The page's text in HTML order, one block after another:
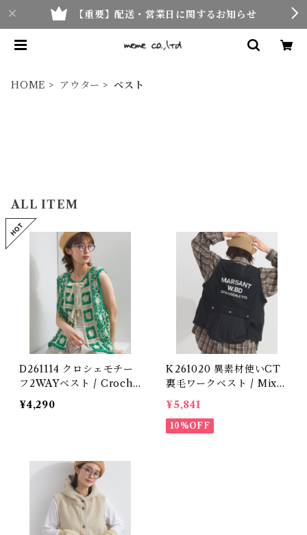
【重要】配送・営業日に関するお知らせ
HOME アウター ベスト
ALL ITEM
D261114 クロシェモチー
フ2WAYベスト / Croche
t Motif 2WAY Vest (残り
わずか)
¥4,290
K261020 異素材使いCT
裏毛ワークベスト / Mixe
d-Fabric CT Fleece Wo
rk Vest
¥5,841
10%OFF